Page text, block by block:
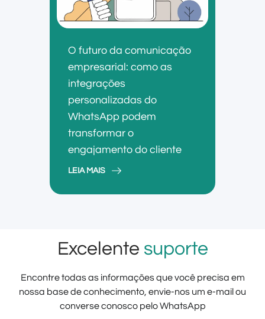
O futuro da comunicação
empresarial: como as
integrações
personalizadas do
WhatsApp podem
transformar o
engajamento do cliente
LEIA MAIS
Excelente suporte
Encontre todas as informações que você precisa em
nossa base de conhecimento, envie-nos um e-mail ou
converse conosco pelo WhatsApp